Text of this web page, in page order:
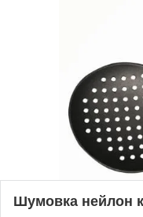
Шумовка нейлон